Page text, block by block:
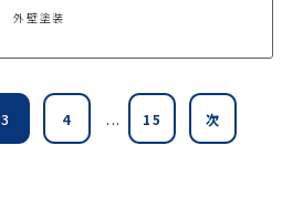
外壁塗装
3 4 ... 15 次